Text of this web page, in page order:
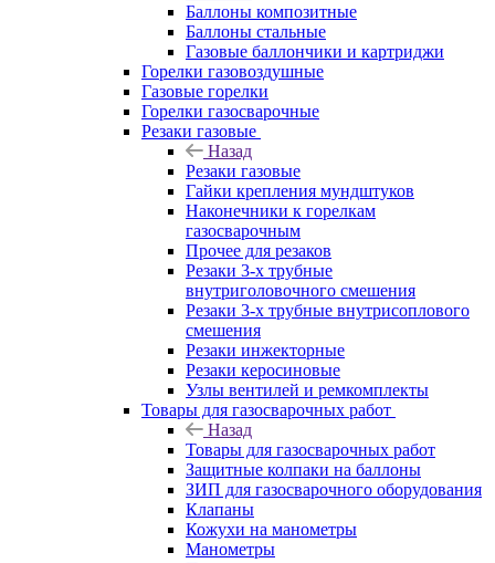
Баллоны композитные
Баллоны стальные
Газовые баллончики и картриджи
Горелки газовоздушные
Газовые горелки
Горелки газосварочные
Резаки газовые
Назад
Резаки газовые
Гайки крепления мундштуков
Наконечники к горелкам
газосварочным
Прочее для резаков
Резаки 3-х трубные
внутриголовочного смешения
Резаки 3-х трубные внутрисоплового
смешения
Резаки инжекторные
Резаки керосиновые
Узлы вентилей и ремкомплекты
Товары для газосварочных работ
Назад
Товары для газосварочных работ
Защитные колпаки на баллоны
ЗИП для газосварочного оборудования
Клапаны
Кожухи на манометры
Манометры